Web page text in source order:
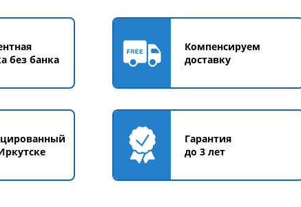
без банка
Компенсируем
доставку
Гарантия
до 3 лет